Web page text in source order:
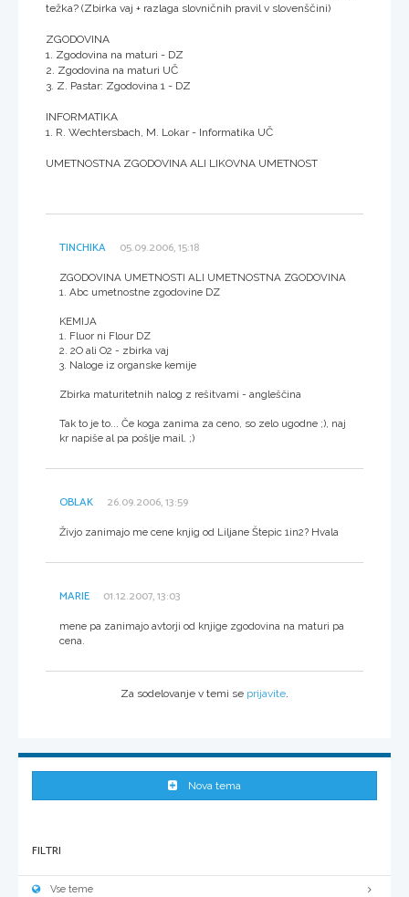
težka? (Zbirka vaj + razlaga slovničnih pravil v slovenščini)
ZGODOVINA
1. Zgodovina na maturi - DZ
2. Zgodovina na maturi UČ
3. Z. Pastar: Zgodovina 1 - DZ
INFORMATIKA
1. R. Wechtersbach, M. Lokar - Informatika UČ
UMETNOSTNA ZGODOVINA ALI LIKOVNA UMETNOST
TINCHIKA 05.09.2006, 15:18
ZGODOVINA UMETNOSTI ALI UMETNOSTNA ZGODOVINA
1. Abc umetnostne zgodovine DZ
KEMIJA
1. Fluor ni Flour DZ
2. 2O ali O2 - zbirka vaj
3. Naloge iz organske kemije
Zbirka maturitetnih nalog z rešitvami - angleščina
Tak to je to... Če koga zanima za ceno, so zelo ugodne ;), naj
kr napiše al pa pošlje mail. ;)
OBLAK 26.09.2006, 13:59
Živjo zanimajo me cene knjig od Liljane Štepic 1in2? Hvala
MARIE 01.12.2007, 13:03
mene pa zanimajo avtorji od knjige zgodovina na maturi pa
cena.
Za sodelovanje v temi se prijavite
Nova tema
FILTRI
Vse teme